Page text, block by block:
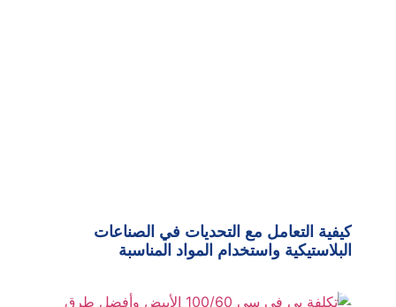
كيفية التعامل مع التحديات في الصناعات
البلاستيكية واستخدام المواد المناسبة